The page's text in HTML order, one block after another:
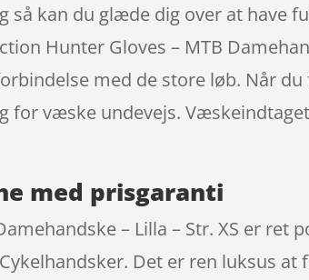
så kan du glæde dig over at have
Hunter Gloves – MTB
med de store løb. Når
for væske undevejs.
med prisgaranti
– Lilla – Str. XS er ret
Det er ren luksus at